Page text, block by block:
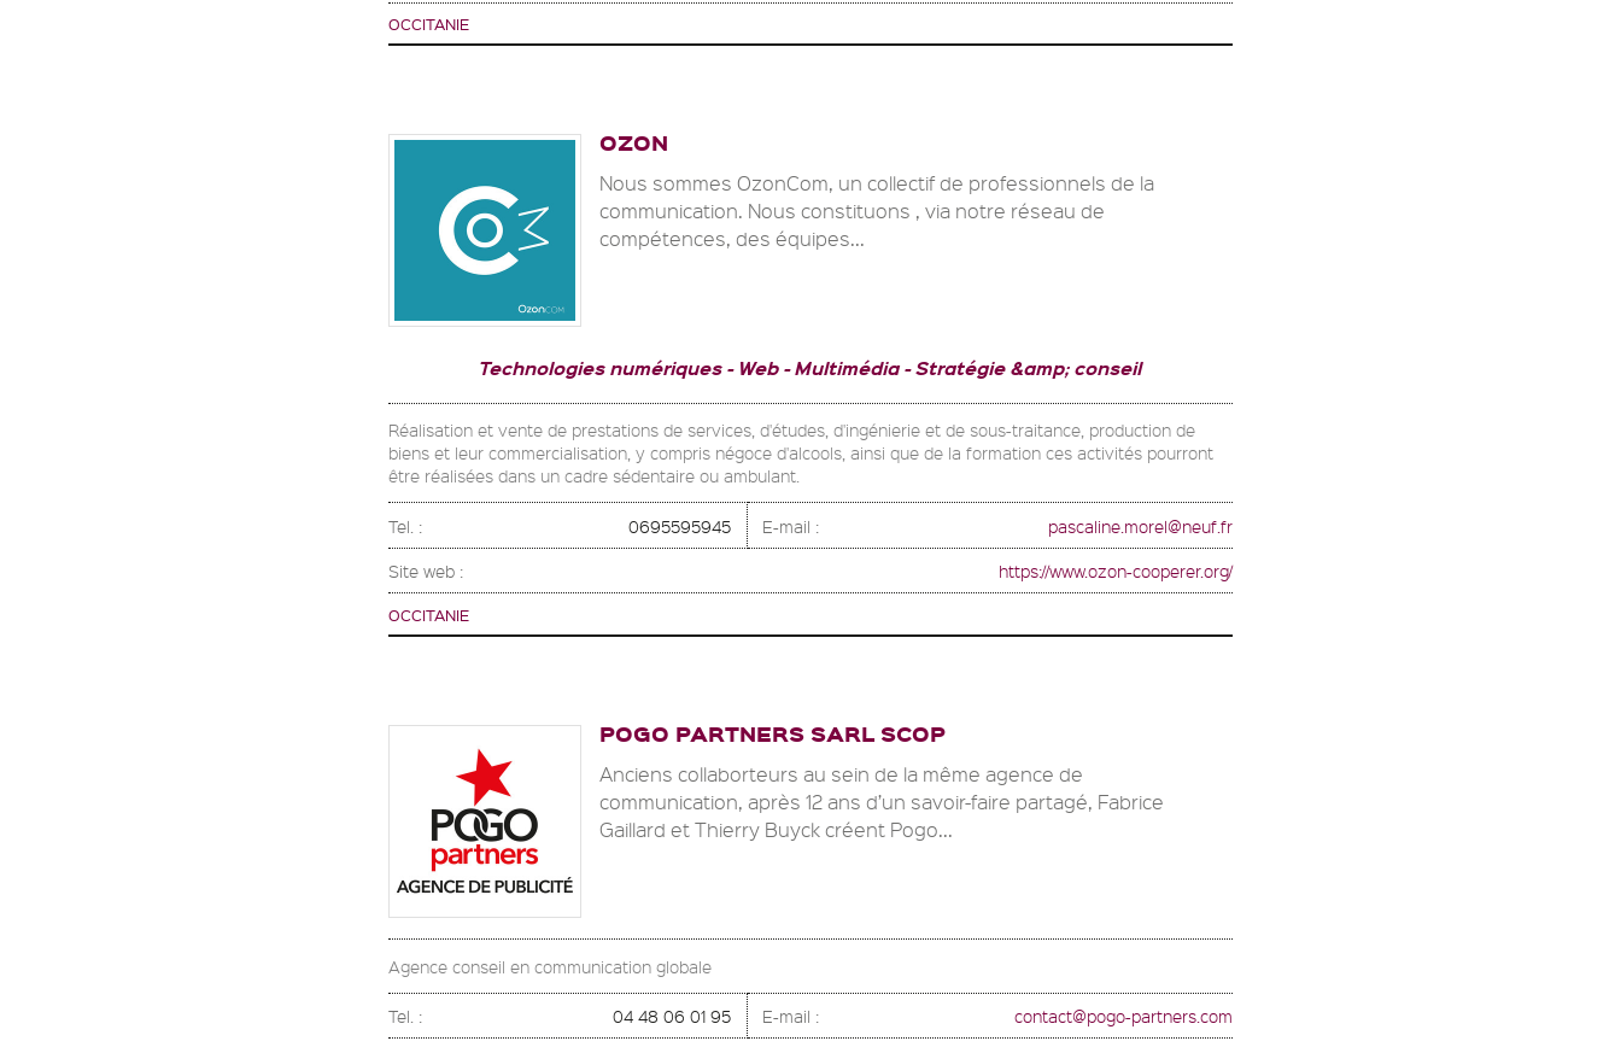
OCCITANIE
OZON
Nous sommes OzonCom, un collectif de professionnels de la
communication. Nous constituons , via notre réseau de
compétences, des équipes...
Technologies numériques Web - Multimédia Stratégie &amp; conseil
Réalisation et vente de prestations de services, d'études, d'ingénierie et de sous-traitance, production de
biens et leur commercialisation, y compris négoce d'alcools, ainsi que de la formation ces activités pourront
être réalisées dans un cadre sédentaire ou ambulant.
Tel. : 0695595945 E-mail : pascaline.morel@neuf.fr
Site web : https://www.ozon-cooperer.org/
OCCITANIE
POGO PARTNERS SARL SCOP
Anciens collaborteurs au sein de la même agence de
communication, après 12 ans d’un savoir-faire partagé, Fabrice
Gaillard et Thierry Buyck créent Pogo...
Agence conseil en communication globale
Tel. : 04 48 06 01 95 E-mail : contact@pogo-partners.com